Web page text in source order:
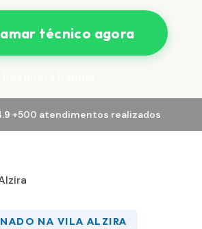
técnico agora
·+500 atendimentos realizados
NA VILA ALZIRA